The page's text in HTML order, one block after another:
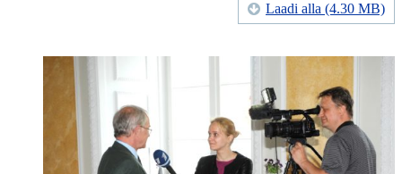
Laadi alla (4.30 MB)